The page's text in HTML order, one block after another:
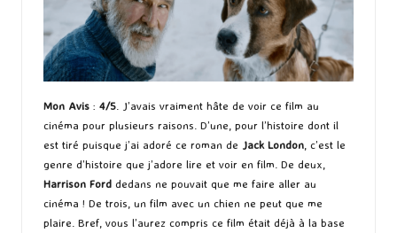
Mon Avis : 4/5 . J’avais vraiment hâte de voir ce film au
cinéma pour plusieurs raisons. D’une, pour l’histoire dont il
est tiré puisque j’ai adoré ce roman de Jack London , c’est le
genre d’histoire que j’adore lire et voir en film. De deux,
Harrison Ford dedans ne pouvait que me faire aller au
cinéma ! De trois, un film avec un chien ne peut que me
plaire. Bref, vous l’aurez compris ce film était déjà à la base